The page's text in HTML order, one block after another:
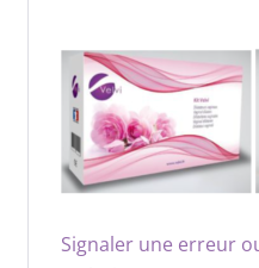
Signaler une erreur